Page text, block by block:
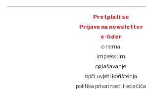
Pretplati se
Prijava na newsletter
e-lider
o nama
impressum
oglašavanje
opći uvjeti korištenja
politika privatnosti i kolačića